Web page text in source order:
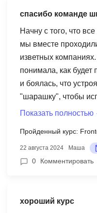
спасибо команде
Начну с того, что
мы вместе
изветных
понимала, как будет
и боялась, что
"шарашку", чтобы
Оказалось, что
собеседования и
готовит тебя к
довольна работой,
Показать полностью
Пройденный курс:
22 августа 2024 Маша
0 Комментировать
хороший курс